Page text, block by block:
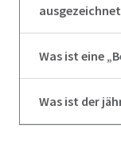
Was ist eine
Was ist der